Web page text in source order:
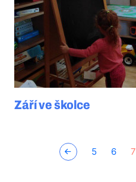
Září ve školce
5 6 7